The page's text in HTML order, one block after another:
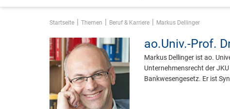
Startseite | Themen | Beruf & Karriere | Markus Dellinger
ao.Univ.-Prof.
Markus Dellinger ist ao.
Unternehmensrecht der
Bankwesengesetz. Er ist